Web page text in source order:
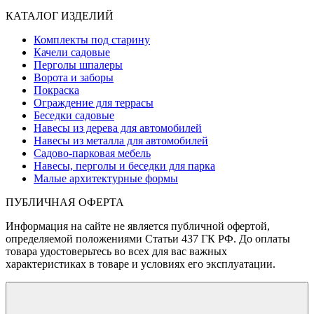
КАТАЛОГ ИЗДЕЛИЙ
Комплекты под старину
Качели садовые
Перголы шпалеры
Ворота и заборы
Покраска
Ограждение для террасы
Беседки садовые
Навесы из дерева для автомобилей
Навесы из металла для автомобилей
Садово-парковая мебель
Навесы, перголы и беседки для парка
Малые архитектурные формы
ПУБЛИЧНАЯ ОФЕРТА
Информация на сайте не является публичной офертой,
определяемой положениями Статьи 437 ГК РФ. До оплаты
товара удостоверьтесь во всех для вас важных
характеристиках в товаре и условиях его эксплуатации.